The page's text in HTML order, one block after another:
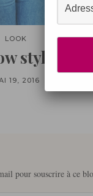
LOOK
style !
19, 2016
pour souscrire à ce